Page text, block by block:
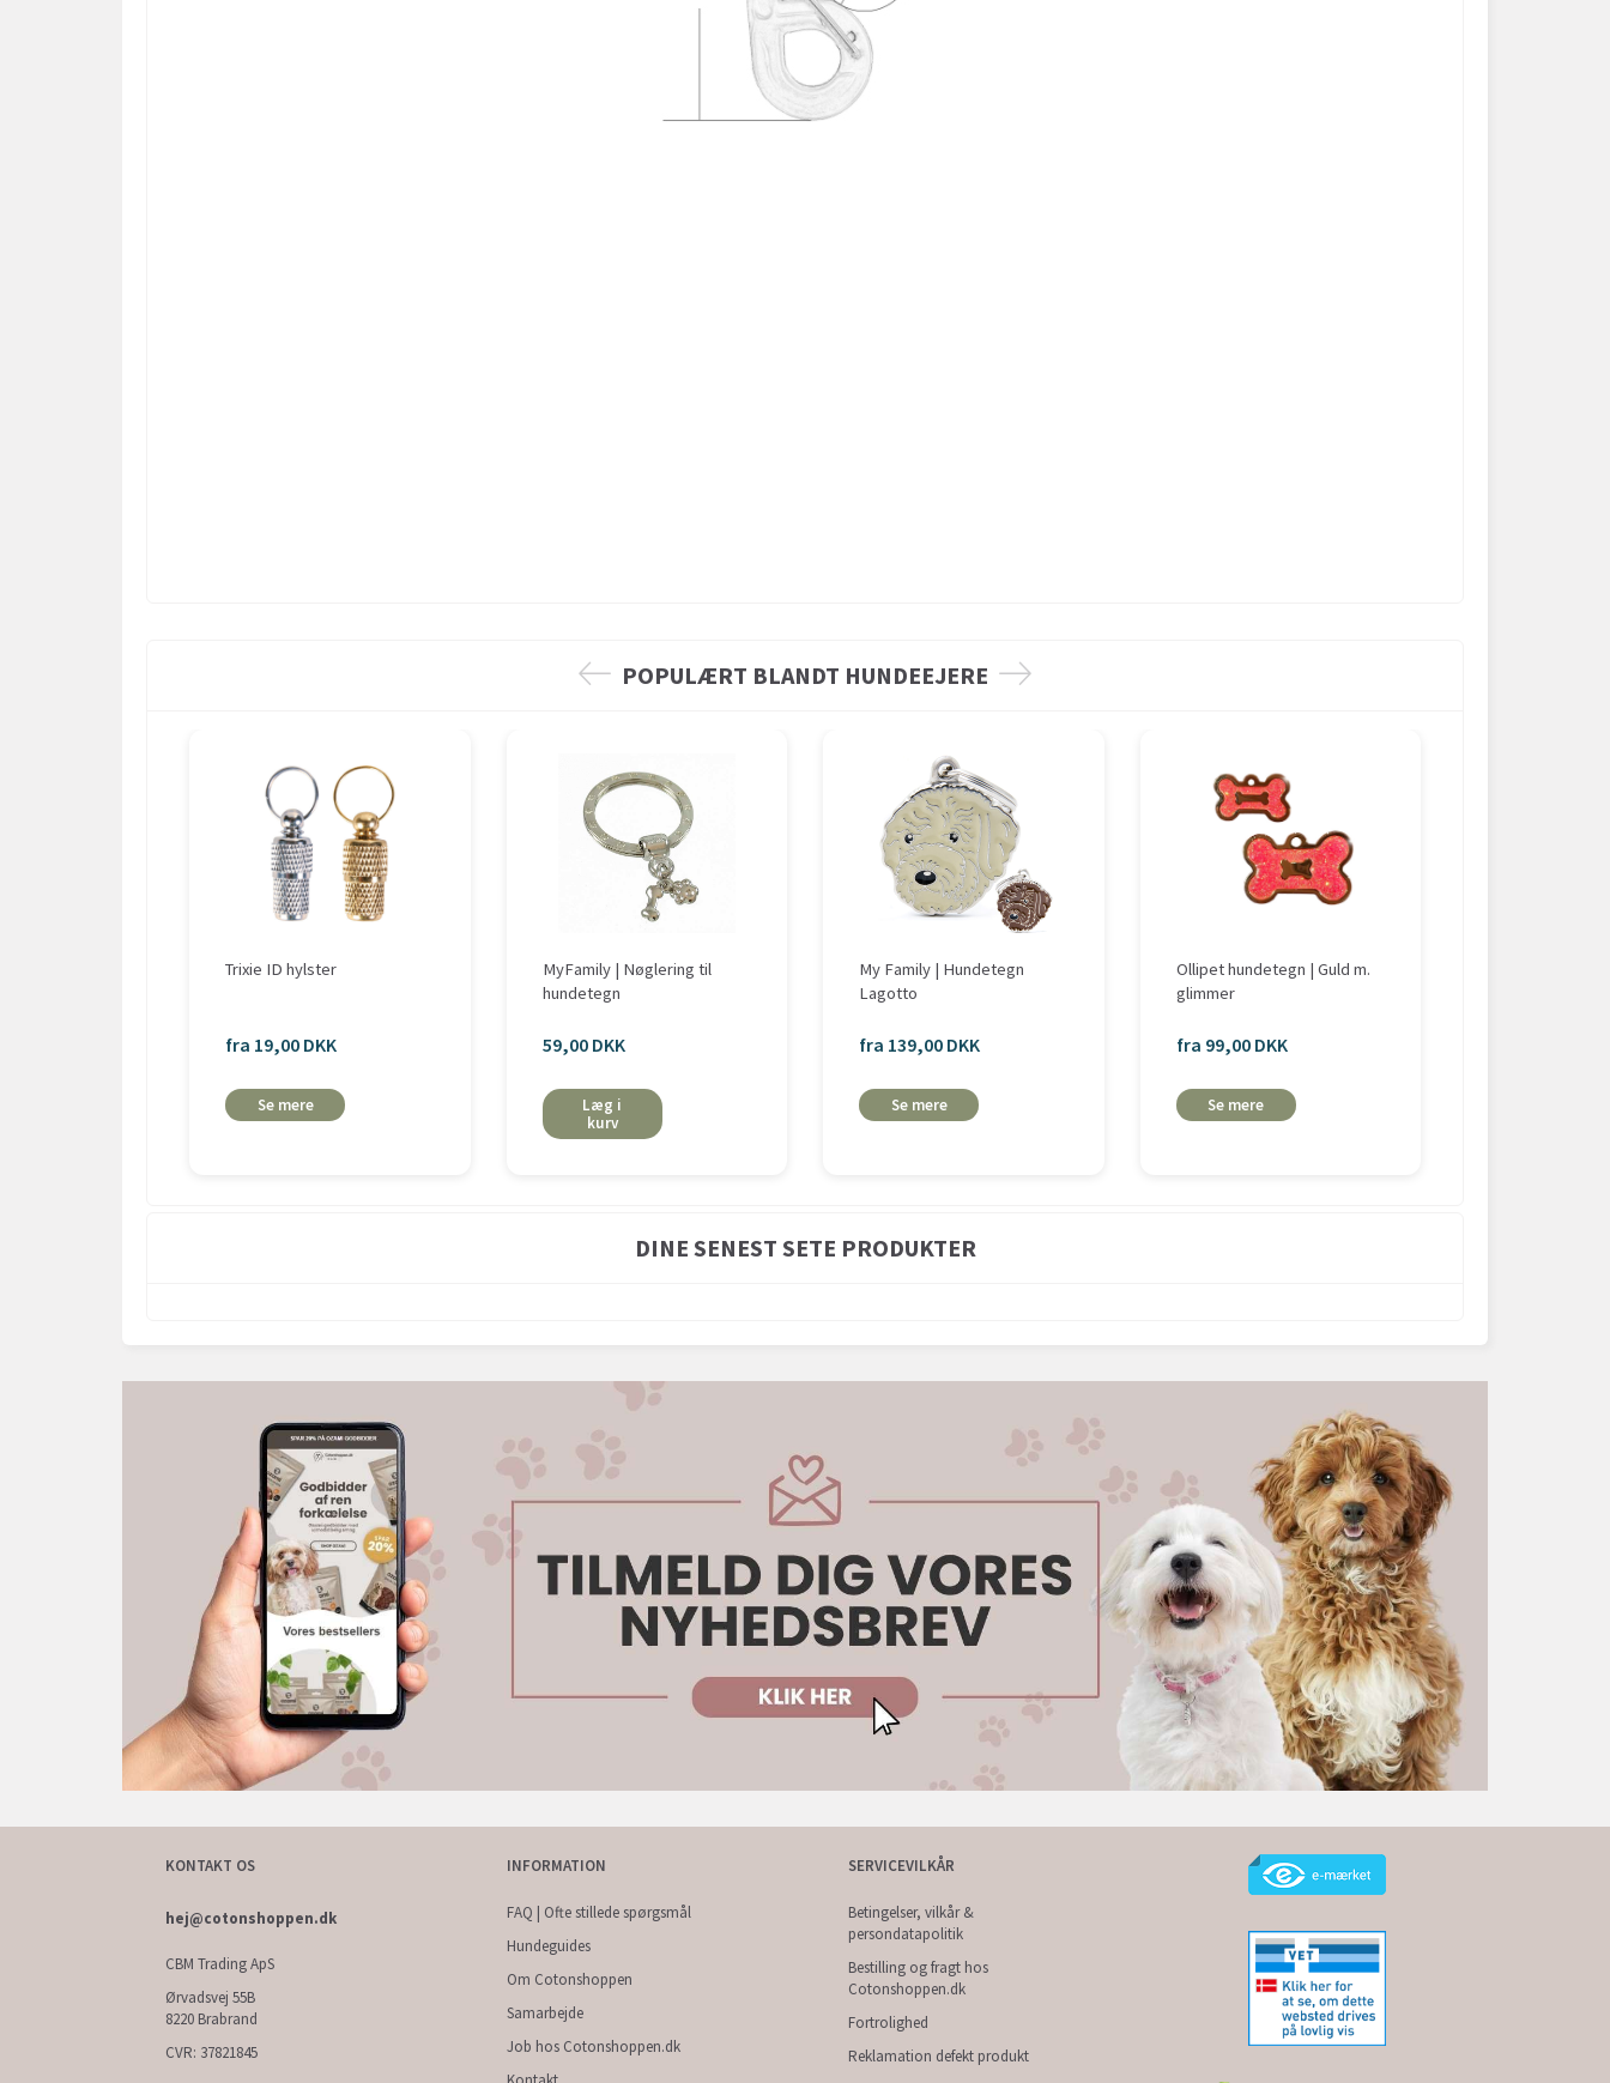
POPULÆRT BLANDT HUNDEEJERE
Trixie ID hylster
fra 19,00 DKK
Se mere
MyFamily | Nøglering til
hundetegn
59,00 DKK
Læg i
kurv
My Family | Hundetegn
Lagotto
fra 139,00 DKK
Se mere
Ollipet hundetegn | Guld m.
glimmer
fra 99,00 DKK
Se mere
DINE SENEST SETE PRODUKTER
KONTAKT OS
hej@cotonshoppen.dk
CBM Trading ApS
Ørvadsvej 55B
8220 Brabrand
CVR: 37821845
INFORMATION
FAQ | Ofte stillede spørgsmål
Hundeguides
Om Cotonshoppen
Samarbejde
Job hos Cotonshoppen.dk
SERVICEVILKÅR
Betingelser, vilkår &
persondatapolitik
Bestilling og fragt hos
Cotonshoppen.dk
Fortrolighed
Reklamation defekt produkt